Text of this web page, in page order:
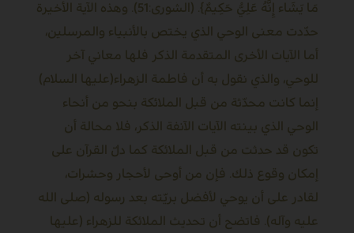
مَا يَشَاء إِنَّهُ عَلِيٌّ حَكِيمٌ}. (الشورى:51). وهذه الآية الأخيرة
حدّدت معنى الوحي الذي يختص بالأنبياء والمرسلين،
أما الآيات الأخرى المتقدمة الذكر فلها معاني آخر
للوحي، والذي نقول به أن فاطمة الزهراء(عليها السلام)
إنما كانت محدّثة من قبل الملائكة بنحو من أنحاء
الوحي الذي بينته الآيات الآنفة الذكر، فلا محالة أن
تكون قد حدثت من قبل الملائكة كما دلّ القرآن على
إمكان وقوع ذلك. فإن من أوحى لأحجار وحشرات،
لقادر على أن يوحي لأفضل بريّته بعد رسوله (صلى الله
عليه وآله). فاتضح أن تحديث الملائكة للزهراء (عليها